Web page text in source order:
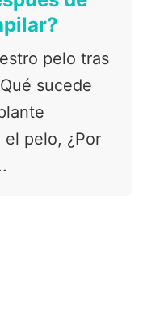
pelo tras
sucede
el pelo, ¿Por